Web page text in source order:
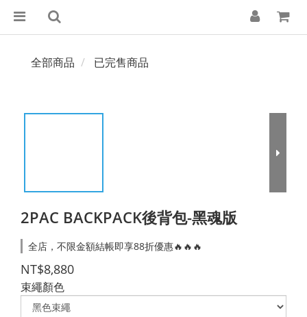
全部商品 已完售商品
2PAC BACKPACK後背包-黑魂版
全店，不限金額結帳即享88折優惠🔥🔥🔥
NT$8,880
束繩顏色